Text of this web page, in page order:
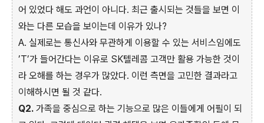
어 있었다 해도 과언이 아니다. 최근 출시되는 것들을 보면 이
와는 다른 모습을 보이는데 이유가 있나?
A. 실제로는 통신사와 무관하게 이용할 수 있는 서비스임에도
’T’가 들어간다는 이유로 SK텔레콤 고객만 활용 가능한 것이
라 오해를 하는 경우가 많았다. 이런 측면을 고민한 결과라고
이해하시면 될 것 같다.
Q2. 가족을 중심으로 하는 기능으로 많은 이들에게 어필이 되